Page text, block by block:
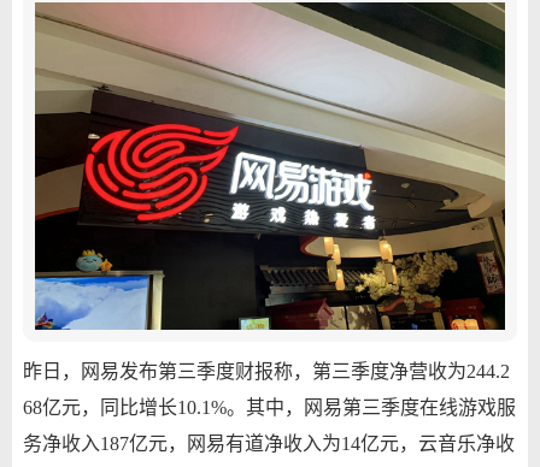
昨日，网易发布第三季度财报称，第三季度净营收为244.2
68亿元，同比增长10.1%。其中，网易第三季度在线游戏服
务净收入187亿元，网易有道净收入为14亿元，云音乐净收